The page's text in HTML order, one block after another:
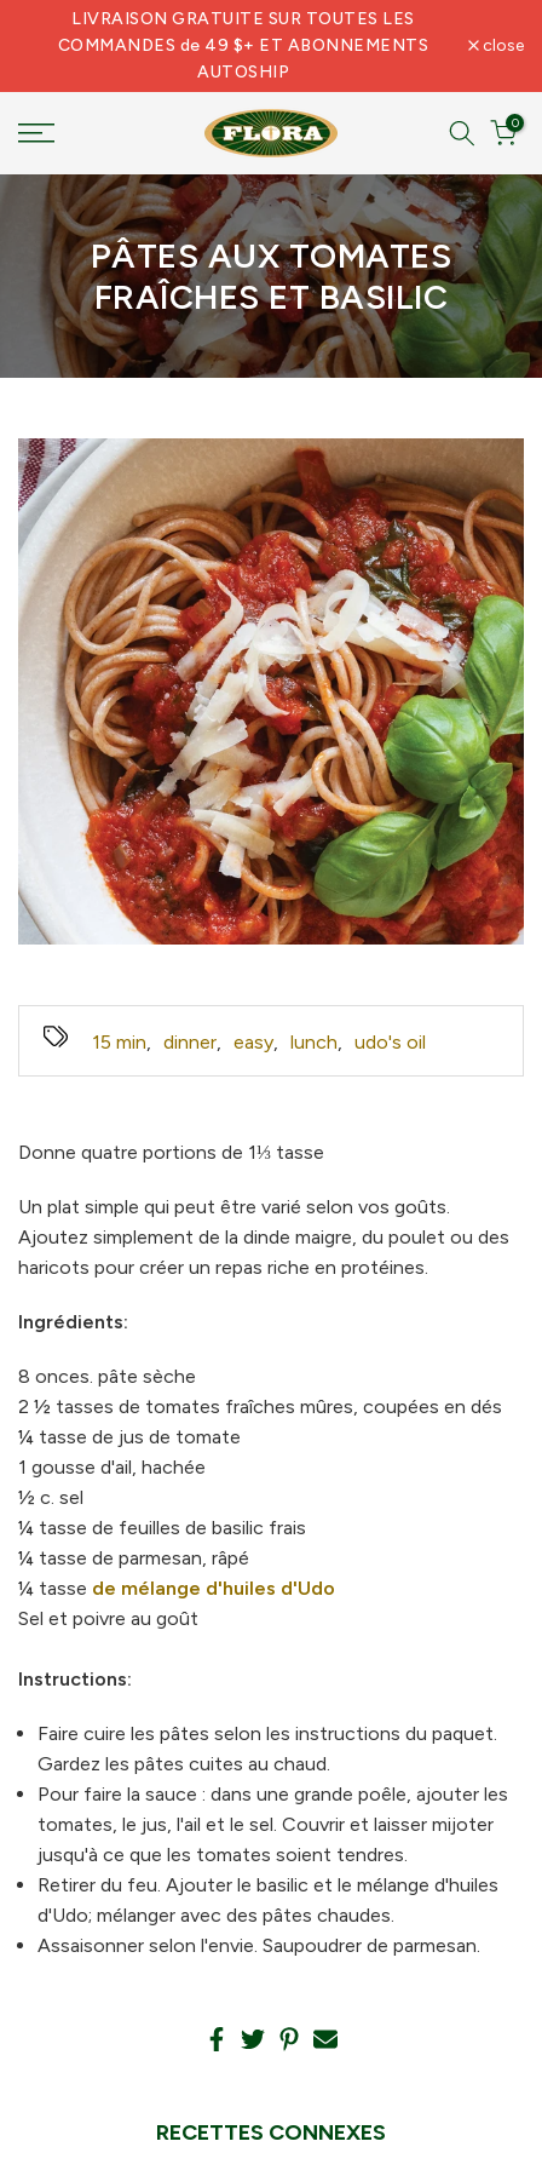
content
LIVRAISON GRATUITE SUR TOUTES LES
COMMANDES de 49 $+ ET ABONNEMENTS
AUTOSHIP
close
0
PÂTES AUX TOMATES
FRAÎCHES ET BASILIC
15 min, dinner, easy, lunch, udo's oil
Donne quatre portions de 1⅓ tasse
Un plat simple qui peut être varié selon vos goûts.
Ajoutez simplement de la dinde maigre, du poulet ou des
haricots pour créer un repas riche en protéines.
Ingrédients:
8 onces. pâte sèche
2 ½ tasses de tomates fraîches mûres, coupées en dés
¼ tasse de jus de tomate
1 gousse d'ail, hachée
½ c. sel
¼ tasse de feuilles de basilic frais
¼ tasse de parmesan, râpé
¼ tasse de mélange d'huiles d'Udo
Sel et poivre au goût
Instructions:
Faire cuire les pâtes selon les instructions du paquet.
Gardez les pâtes cuites au chaud.
Pour faire la sauce : dans une grande poêle, ajouter les
tomates, le jus, l'ail et le sel. Couvrir et laisser mijoter
jusqu'à ce que les tomates soient tendres.
Retirer du feu. Ajouter le basilic et le mélange d'huiles
d'Udo; mélanger avec des pâtes chaudes.
Assaisonner selon l'envie. Saupoudrer de parmesan.
RECETTES CONNEXES